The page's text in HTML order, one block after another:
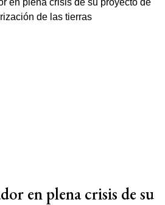
en plena crisis de su